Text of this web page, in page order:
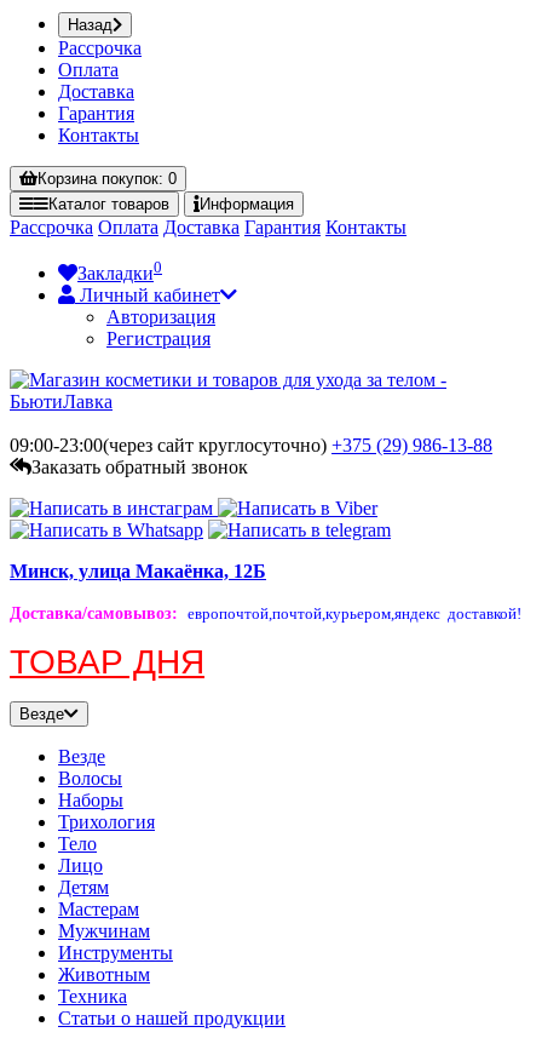
Назад
Рассрочка
Оплата
Доставка
Гарантия
Контакты
Корзинапокупок: 0
Каталог товаров Информация
Рассрочка Оплата Доставка Гарантия Контакты
Закладки0
Личный кабинет
Авторизация
Регистрация
09:00-23:00(через сайт круглосуточно) +375 (29) 986-13-88
Заказать обратный звонок
Минск, улица Макаёнка, 12Б
Доставка/самовывоз: европочтой,почтой,курьером,яндекс доставкой!
ТОВАР ДНЯ
Везде
Везде
Волосы
Наборы
Трихология
Тело
Лицо
Детям
Мастерам
Мужчинам
Инструменты
Животным
Техника
Статьи о нашей продукции